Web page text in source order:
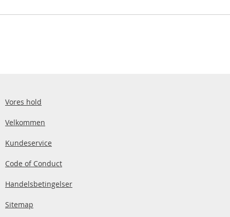
Vores hold
Velkommen
Kundeservice
Code of Conduct
Handelsbetingelser
Sitemap